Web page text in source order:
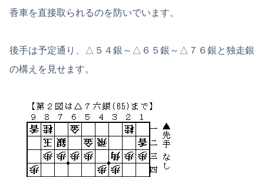
香車を直接取られるのを防いでいます。
後手は予定通り、△５４銀～△６５銀～△７６銀と独走銀
の構えを見せます。